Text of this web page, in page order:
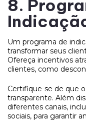
8.
Um programa de
transformar seus
Ofereça incentivos
clientes, como
Certifique-se de que
transparente. Além
diferentes canais,
sociais, para garantir